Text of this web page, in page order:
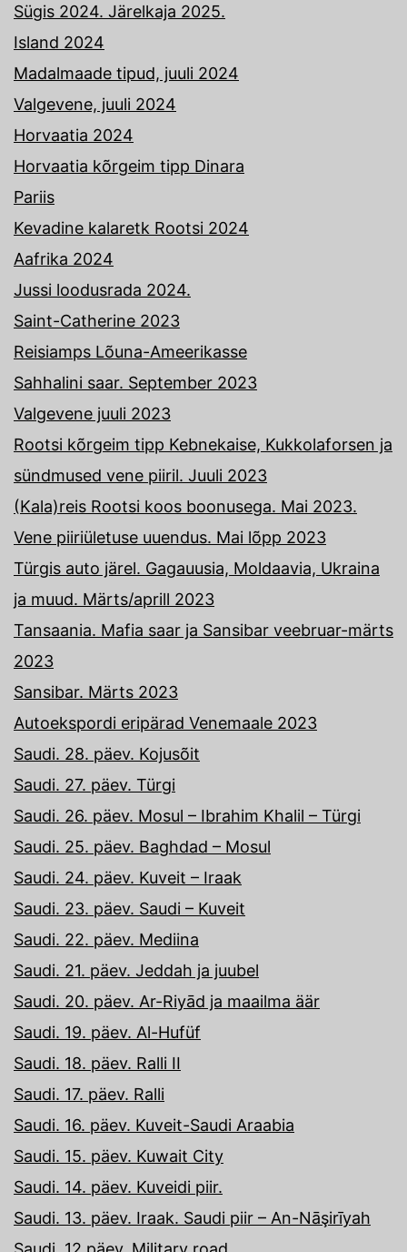
Sügis 2024. Järelkaja 2025.
Island 2024
Madalmaade tipud, juuli 2024
Valgevene, juuli 2024
Horvaatia 2024
Horvaatia kõrgeim tipp Dinara
Pariis
Kevadine kalaretk Rootsi 2024
Aafrika 2024
Jussi loodusrada 2024.
Saint-Catherine 2023
Reisiamps Lõuna-Ameerikasse
Sahhalini saar. September 2023
Valgevene juuli 2023
Rootsi kõrgeim tipp Kebnekaise, Kukkolaforsen ja
sündmused vene piiril. Juuli 2023
(Kala)reis Rootsi koos boonusega. Mai 2023.
Vene piiriületuse uuendus. Mai lõpp 2023
Türgis auto järel. Gagauusia, Moldaavia, Ukraina
ja muud. Märts/aprill 2023
Tansaania. Mafia saar ja Sansibar veebruar-märts
2023
Sansibar. Märts 2023
Autoekspordi eripärad Venemaale 2023
Saudi. 28. päev. Kojusõit
Saudi. 27. päev. Türgi
Saudi. 26. päev. Mosul – Ibrahim Khalil – Türgi
Saudi. 25. päev. Baghdad – Mosul
Saudi. 24. päev. Kuveit – Iraak
Saudi. 23. päev. Saudi – Kuveit
Saudi. 22. päev. Mediina
Saudi. 21. päev. Jeddah ja juubel
Saudi. 20. päev. Ar-Riyād ja maailma äär
Saudi. 19. päev. Al-Hufüf
Saudi. 18. päev. Ralli II
Saudi. 17. päev. Ralli
Saudi. 16. päev. Kuveit-Saudi Araabia
Saudi. 15. päev. Kuwait City
Saudi. 14. päev. Kuveidi piir.
Saudi. 13. päev. Iraak. Saudi piir – An-Nāşirīyah